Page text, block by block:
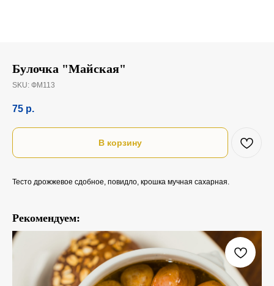
Булочка "Майская"
SKU: ФМ113
75 р.
В корзину
Тесто дрожжевое сдобное, повидло, крошка мучная сахарная.
Рекомендуем: